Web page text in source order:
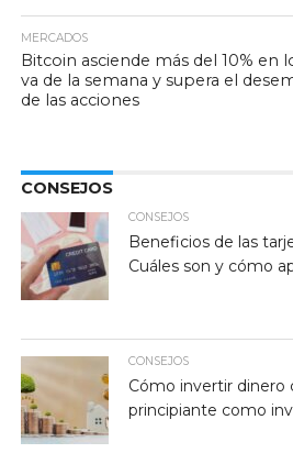
MERCADOS
Bitcoin asciende más del 10% en
va de la semana y supera el
de las acciones
CONSEJOS
CONSEJOS
Beneficios de las
Cuáles son y cómo
CONSEJOS
Cómo invertir dinero
principiante como